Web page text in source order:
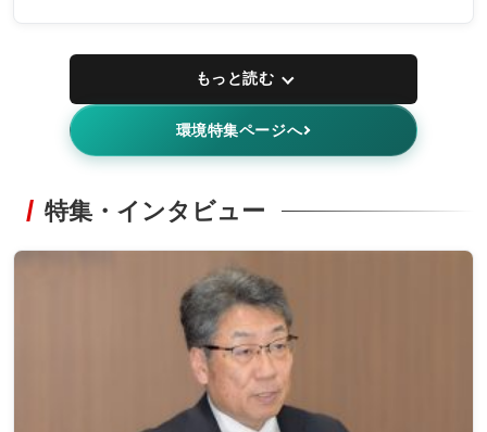
もっと読む
環境特集ページへ
特集・インタビュー